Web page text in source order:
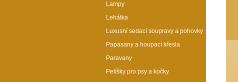
Lampy
Lehátka
Luxusní sedací soupravy a pohovky
Papasany a houpací křesla
Paravany
Pelíšky pro psy a kočky